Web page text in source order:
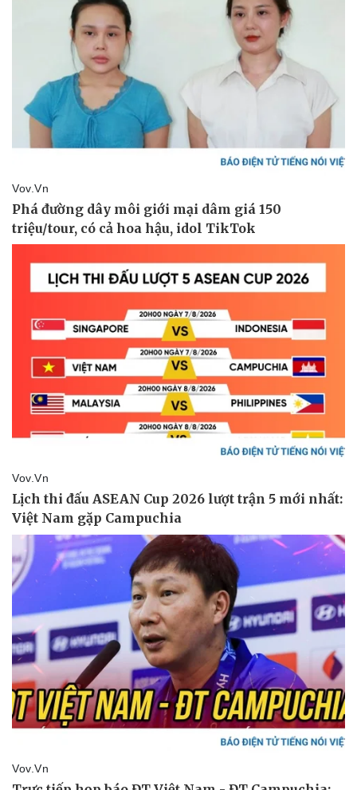
Pháp luật
Vụ án
Quân sự - Quốc phòng
Vũ khí
Việt Nam